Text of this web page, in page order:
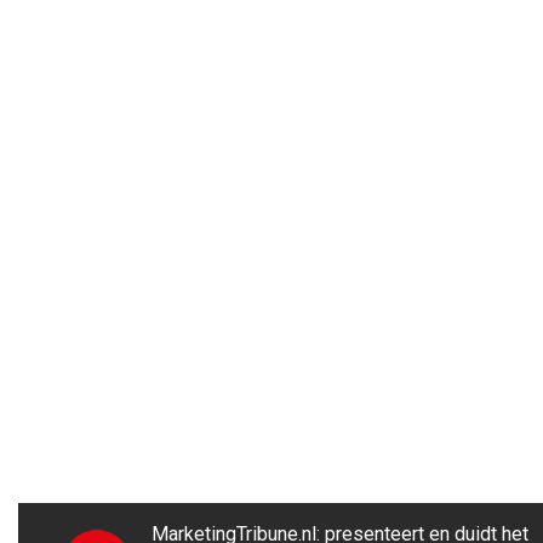
MarketingTribune.nl: presenteert en duidt het